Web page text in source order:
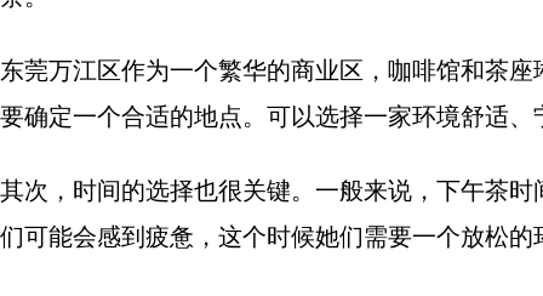
东莞万江区作为一个繁华的商业区，咖啡馆和茶
要确定一个合适的地点。可以选择一家环境舒适
其次，时间的选择也很关键。一般来说，下午茶
们可能会感到疲惫，这个时候她们需要一个放松